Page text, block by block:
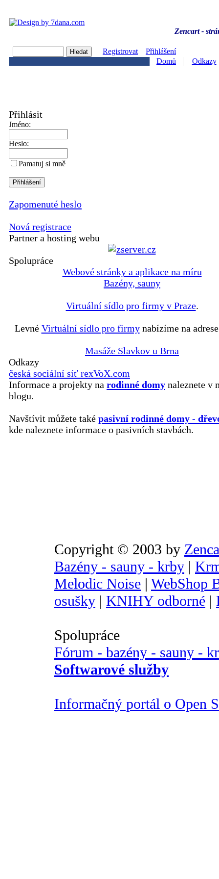
Zencart -
Registrovat
Přihlášení
Domů
Odkazy
Přihlásit
Jméno:
Heslo:
Pamatuj si mně
Zapomenuté heslo
Nová registrace
Partner a hosting webu
Spolupráce
Webové stránky a aplikace na míru
Bazény, sauny
Virtuální sídlo pro firmy v Praze.
Levné Virtuální sídlo pro firmynabízíme na
Masáže Slavkov u Brna
Odkazy
česká sociální síť rexVoX.com
Informace a projekty na rodinné domy naleznete v
blogu.
Navštívit můžete také pasivní rodinné domy -
kde naleznete informace o pasivních stavbách.
Copyright © 2003 by
Bazény - sauny - krby |
Melodic Noise | WebShop
osušky | KNIHY odborné |
Spolupráce
Fórum - bazény - sauny -
Softwarové služby
Informačný portál o Open